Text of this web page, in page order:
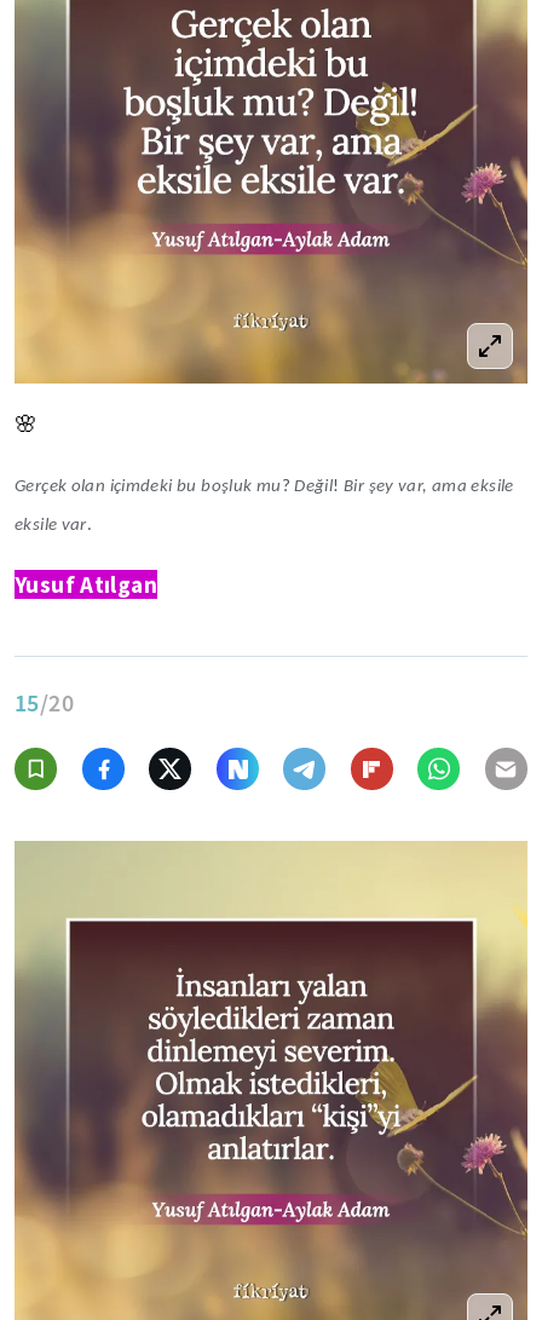
🌸
Gerçek olan içimdeki bu boşluk mu ?Değil! Bir şey var, ama eksile
eksile var.
Yusuf Atılgan
15/20